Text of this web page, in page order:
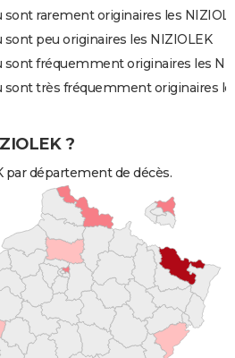
rarement originaires les
peu originaires les NIZIOLEK
fréquemment originaires les
très fréquemment originaires
?
par département de décès.